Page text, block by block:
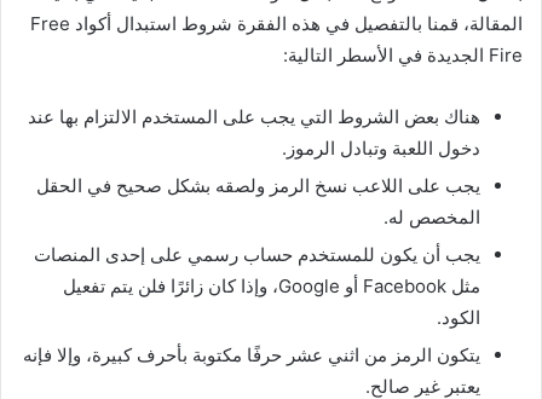
المقالة، قمنا بالتفصيل في هذه الفقرة شروط استبدال أكواد Free
Fire الجديدة في الأسطر التالية:
هناك بعض الشروط التي يجب على المستخدم الالتزام بها عند
دخول اللعبة وتبادل الرموز.
يجب على اللاعب نسخ الرمز ولصقه بشكل صحيح في الحقل
المخصص له.
يجب أن يكون للمستخدم حساب رسمي على إحدى المنصات
مثل Facebook أو Google، وإذا كان زائرًا فلن يتم تفعيل
الكود.
يتكون الرمز من اثني عشر حرفًا مكتوبة بأحرف كبيرة، وإلا فإنه
يعتبر غير صالح.